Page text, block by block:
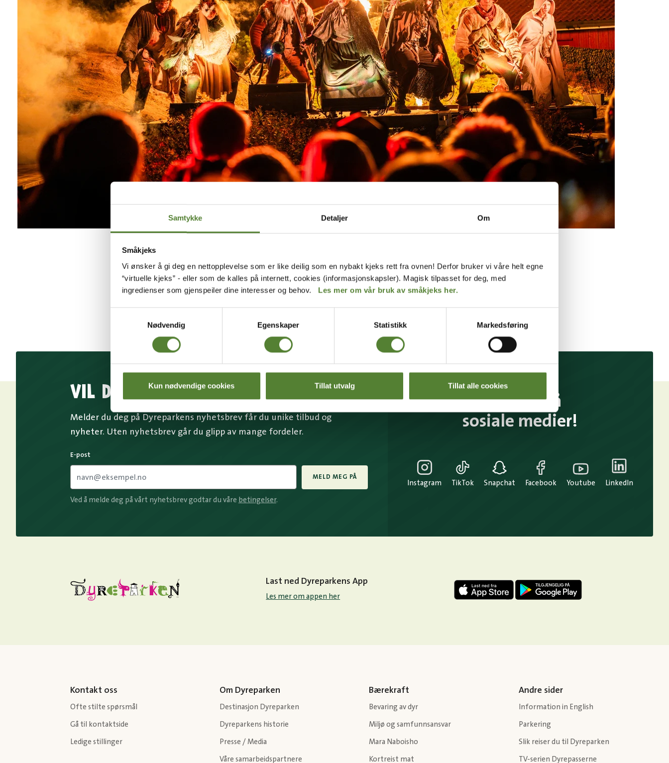
Samtykke Detaljer Om
Småkjeks
Vi ønsker å gi deg en nettopplevelse som er like deilig som en nybakt kjeks rett fra ovnen! Derfor bruker vi våre helt egne
“virtuelle kjeks” - eller som de kalles på internett, cookies (informasjonskapsler). Magisk tilpasset for deg, med
ingredienser som gjenspeiler dine interesser og behov. Les mer om vår bruk av småkjeks her.
Nødvendig
Egenskaper Statistikk Markedsføring
Kun nødvendige cookies Tillat utvalg Tillat alle cookies
Skumle dager arrangert i høstferien hadde historisk godt besøk med totalt 68 732 gjester.
Dyreparken Safarihotell og Abra Havn rapporterte også om rekordmange
VIL DU HA NYHETSBREV FRA OSS?
Melder du deg på Dyreparkens nyhetsbrev får du unike tilbud og
nyheter. Uten nyhetsbrev går du glipp av mange fordeler.
E-post
MELD MEG PÅ
Ved å melde deg på vårt nyhetsbrev godtar du våre betingelser.
Følg oss på
sosiale medier!
Instagram TikTok Snapchat Facebook Youtube LinkedIn
Last ned Dyreparkens App
Les mer om appen her
Kontakt oss
Ofte stilte spørsmål
Gå til kontaktside
Ledige stillinger
Om Dyreparken
Destinasjon Dyreparken
Dyreparkens historie
Presse / Media
Våre samarbeidspartnere
Bærekraft
Bevaring av dyr
Miljø og samfunnsansvar
Mara Naboisho
Kortreist mat
Andre sider
Information in English
Parkering
Slik reiser du til Dyreparken
TV-serien Dyrepasserne